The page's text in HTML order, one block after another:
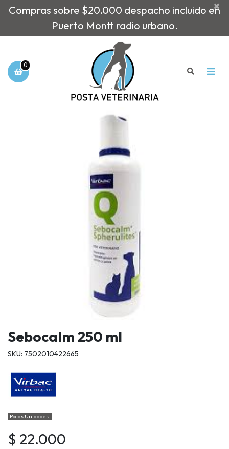
Compras sobre $20.000 despacho incluido en
Puerto Montt radio urbano.
×
0
Sebocalm 250 ml
SKU: 7502010422665
Pocas Unidades.
$ 22.000